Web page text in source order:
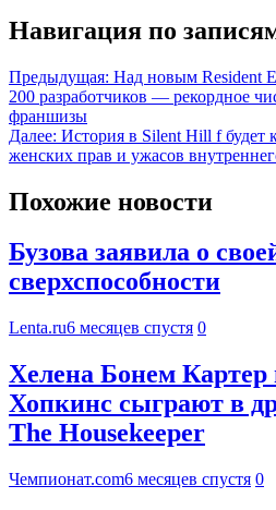
Навигация по
Предыдущая: Над новым Resident
200 разработчиков — рекордное
франшизы
Далее: История в Silent Hill f будет
женских прав и ужасов
Похожие новости
Бузова заявила о
сверхспособности
Lenta.ru6 месяцев спустя 0
Хелена Бонем
Хопкинс сыграют в
The Housekeeper
Чемпионат.com6 месяцев спустя 0